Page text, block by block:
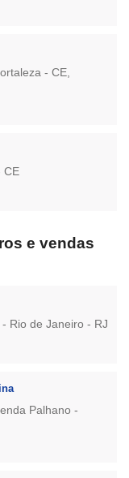
- CE,
CE
e vendas
Rio de Janeiro - RJ
Palhano -